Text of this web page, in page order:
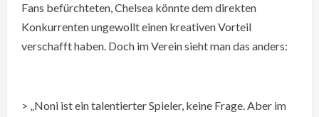
Fans befürchteten, Chelsea könnte dem direkten
Konkurrenten ungewollt einen kreativen Vorteil
verschafft haben. Doch im Verein sieht man das anders:
> „Noni ist ein talentierter Spieler, keine Frage. Aber im